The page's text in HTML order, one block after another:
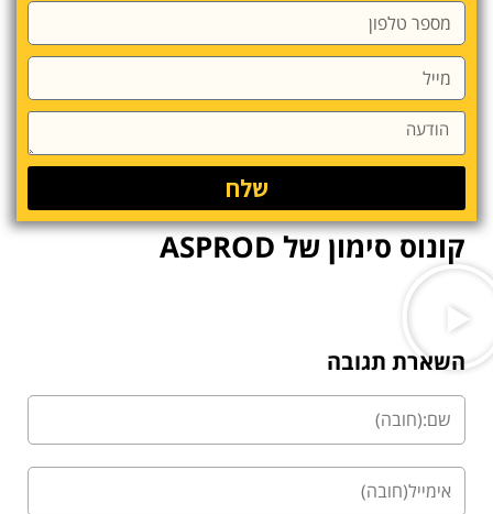
שלח
קונוס סימון של ASPROD
השארת תגובה